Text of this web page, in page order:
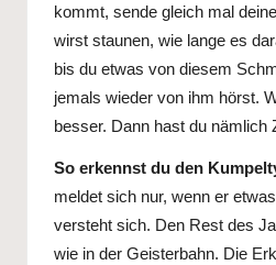
kommt, sende gleich mal
wirst staunen, wie lange es
bis du etwas von diesem
jemals wieder von ihm hörst.
besser. Dann hast du nämlich
So erkennst du den
meldet sich nur, wenn er
versteht sich. Den Rest des
wie in der Geisterbahn. Die